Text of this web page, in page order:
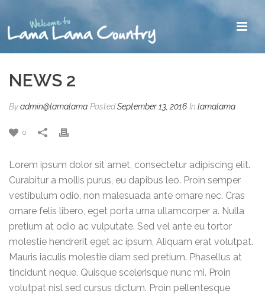
NEWS 2
Byadmin@lamalama PostedSeptember 13, 2016 In lamalama
0
Lorem ipsum dolor sit amet, consectetur adipiscing elit.
Curabitur a mollis purus, eu dapibus leo. Proin semper
vestibulum odio, non malesuada ante ornare nec. Cras
ornare felis libero, eget porta urna ullamcorper a. Nulla
pretium at odio ac vulputate. Sed vel ante eu tortor
molestie hendrerit eget ac ipsum. Aliquam erat volutpat.
Mauris iaculis molestie diam sed pretium. Phasellus at
tincidunt neque. Quisque scelerisque nunc mi. Proin
volutpat nisl sed cursus dictum. Proin pellentesque